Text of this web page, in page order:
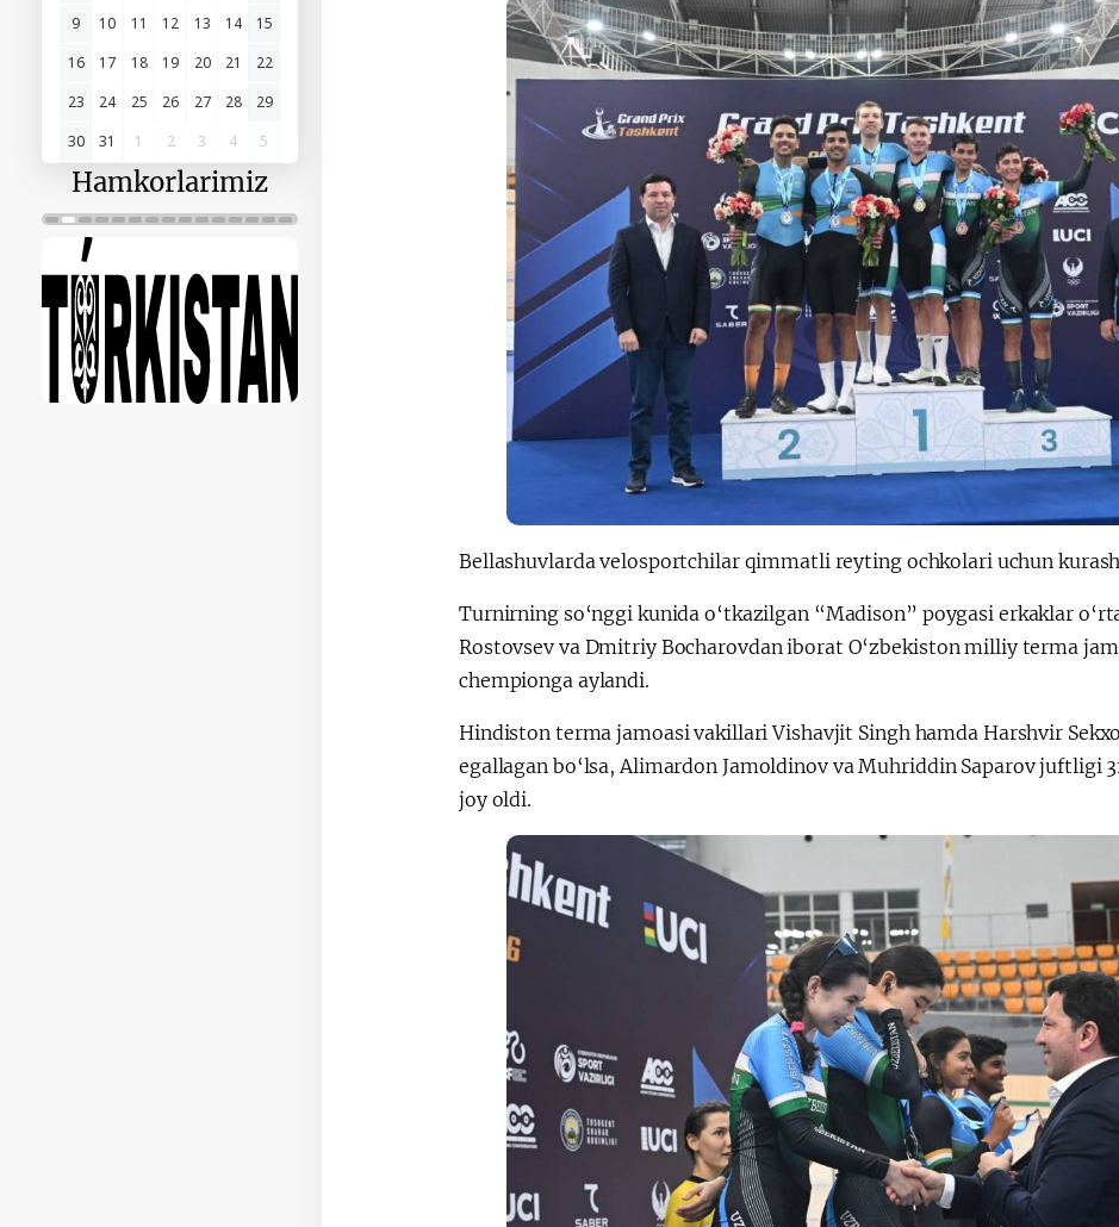
9
10 11 12 13 14
15
16
17 18 19 20 21
22
23
24 25 26 27 28
29
30
31 1 2 3 4 5
Hamkorlarimiz
Bellashuvlarda velosportchilar qimmatli reyting ochkolari uchun
Turnirning so‘nggi kunida o‘tkazilgan “Madison” poygasi erkaklar
Rostovsev va Dmitriy Bocharovdan iborat O‘zbekiston milliy terma
chempionga aylandi.
Hindiston terma jamoasi vakillari Vishavjit Singh hamda Harshvir
egallagan bo‘lsa, Alimardon Jamoldinov va Muhriddin Saparov juftligi
joy oldi.